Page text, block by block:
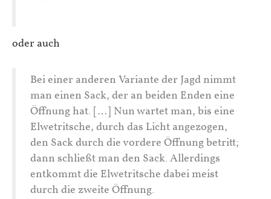
oder auch
Bei einer anderen Variante der Jagd nimmt
man einen Sack, der an beiden Enden eine
Öffnung hat. […] Nun wartet man, bis eine
Elwetritsche, durch das Licht angezogen,
den Sack durch die vordere Öffnung betritt;
dann schließt man den Sack. Allerdings
entkommt die Elwetritsche dabei meist
durch die zweite Öffnung.